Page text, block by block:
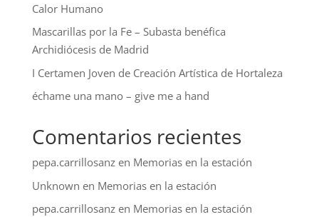
Calor Humano
Mascarillas por la Fe – Subasta benéfica
Archidiócesis de Madrid
I Certamen Joven de Creación Artística de Hortaleza
échame una mano – give me a hand
Comentarios recientes
pepa.carrillosanzen Memorias en la estación
Unknown en Memorias en la estación
pepa.carrillosanzen Memorias en la estación